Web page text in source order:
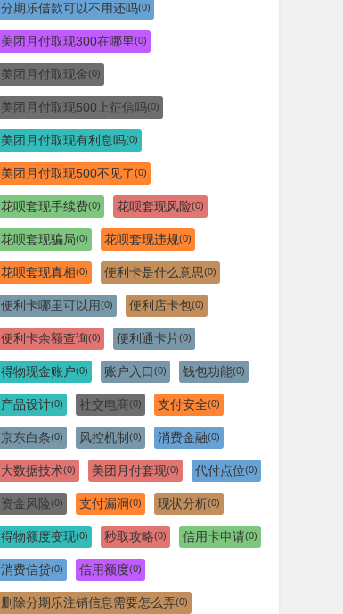
分期乐借款可以不用还吗(0)
美团月付取现300在哪里(0)
美团月付取现金(0)
美团月付取现500上征信吗(0)
美团月付取现有利息吗(0)
美团月付取现500不见了(0)
花呗套现手续费(0) 花呗套现风险(0)
花呗套现骗局(0) 花呗套现违规(0)
花呗套现真相(0) 便利卡是什么意思(0)
便利卡哪里可以用(0) 便利店卡包(0)
便利卡余额查询(0) 便利通卡片(0)
得物现金账户(0) 账户入口(0) 钱包功能(0)
产品设计(0) 社交电商(0) 支付安全(0)
京东白条(0) 风控机制 (0) 消费金融(0)
大数据技术(0) 美团月付套现(0) 代付点位(0)
资金风险(0) 支付漏洞(0) 现状分析(0)
得物额度变现(0) 秒取攻略(0) 信用卡申请(0)
消费信贷(0) 信用额度(0)
删除分期乐注销信息需要怎么弄(0)